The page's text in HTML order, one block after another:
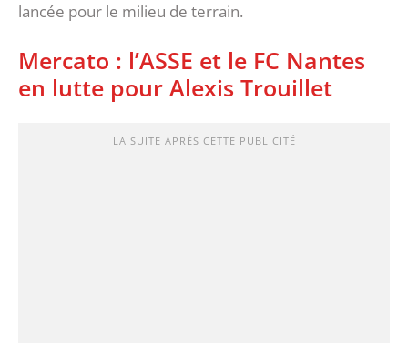
lancée pour le milieu de terrain.
Mercato : l’ASSE et le FC Nantes
en lutte pour Alexis Trouillet
LA SUITE APRÈS CETTE PUBLICITÉ